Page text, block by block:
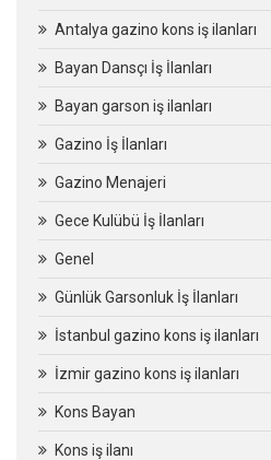
Antalya gazino kons iş ilanları
Bayan Dansçı İş İlanları
Bayan garson iş ilanları
Gazino İş İlanları
Gazino Menajeri
Gece Kulübü İş İlanları
Genel
Günlük Garsonluk İş İlanları
İstanbul gazino kons iş ilanları
İzmir gazino kons iş ilanları
Kons Bayan
Kons iş ilanı